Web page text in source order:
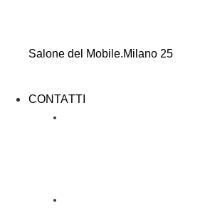
Salone del Mobile.Milano 25
CONTATTI